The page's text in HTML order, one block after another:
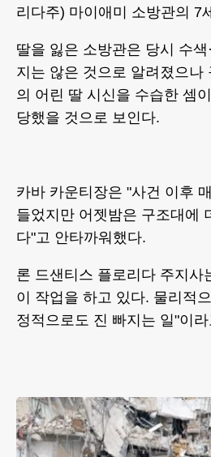
리다주) 마이애미 소방관의 7
딸을 잃은 소방관은 당시 수색
지는 않은 것으로 알려졌으나
의 어린 딸 시신을 수습한 셈
당했을 것으로 보인다.
카바 카운티장은 "사건 이후
들었지만 어젯밤은 구조대에
다"고 안타까워했다.
론 드샌티스 플로리다 주지사
이 작업을 하고 있다. 물리적
정적으로도 진 빠지는 일"이